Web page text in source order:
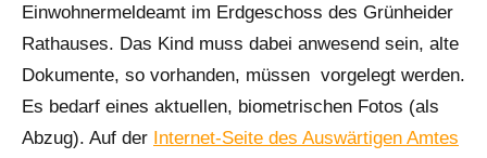
Einwohnermeldeamt im Erdgeschoss des Grünheider
Rathauses. Das Kind muss dabei anwesend sein, alte
Dokumente, so vorhanden, müssen vorgelegt werden.
Es bedarf eines aktuellen, biometrischen Fotos (als
Abzug). Auf der Internet-Seite des Auswärtigen Amtes